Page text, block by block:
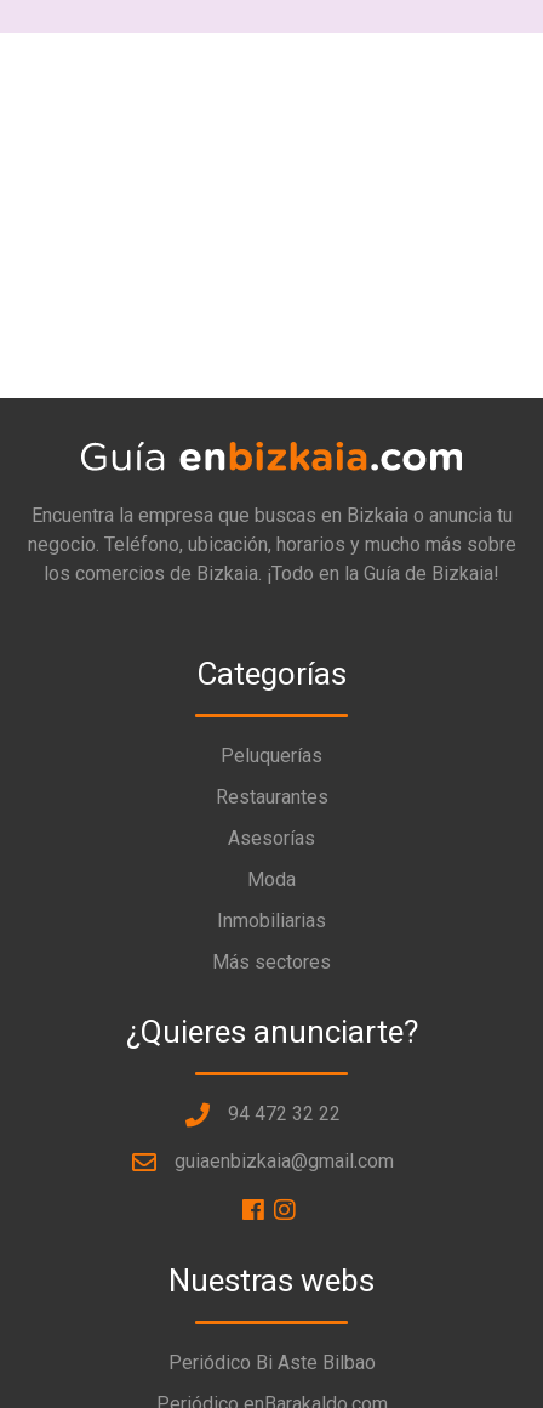
Encuentra la empresa que buscas en Bizkaia o anuncia tu
negocio. Teléfono, ubicación, horarios y mucho más sobre
los comercios de Bizkaia. ¡Todo en la Guía de Bizkaia!
Categorías
Peluquerías
Restaurantes
Asesorías
Moda
Inmobiliarias
Más sectores
¿Quieres anunciarte?
94 472 32 22
guiaenbizkaia@gmail.com
Nuestras webs
Periódico Bi Aste Bilbao